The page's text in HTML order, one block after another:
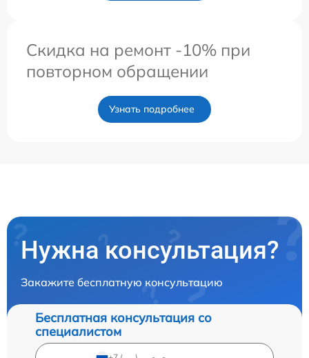
Скидка на ремонт -10% при
повторном обращении
Узнать подробнее
Нужна консультация?
Закажите бесплатную консультацию
Бесплатная консультация со
специалистом